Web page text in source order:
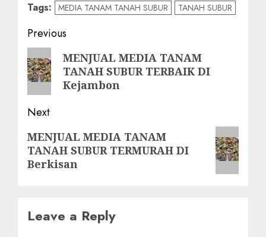
Tags: MEDIA TANAM TANAH SUBUR TANAH SUBUR
Post
navigation
Previous
Previous
post:
MENJUAL MEDIA TANAM
TANAH SUBUR TERBAIK DI
Kejambon
Next
Next
post:
MENJUAL MEDIA TANAM
TANAH SUBUR TERMURAH DI
Berkisan
Leave a Reply